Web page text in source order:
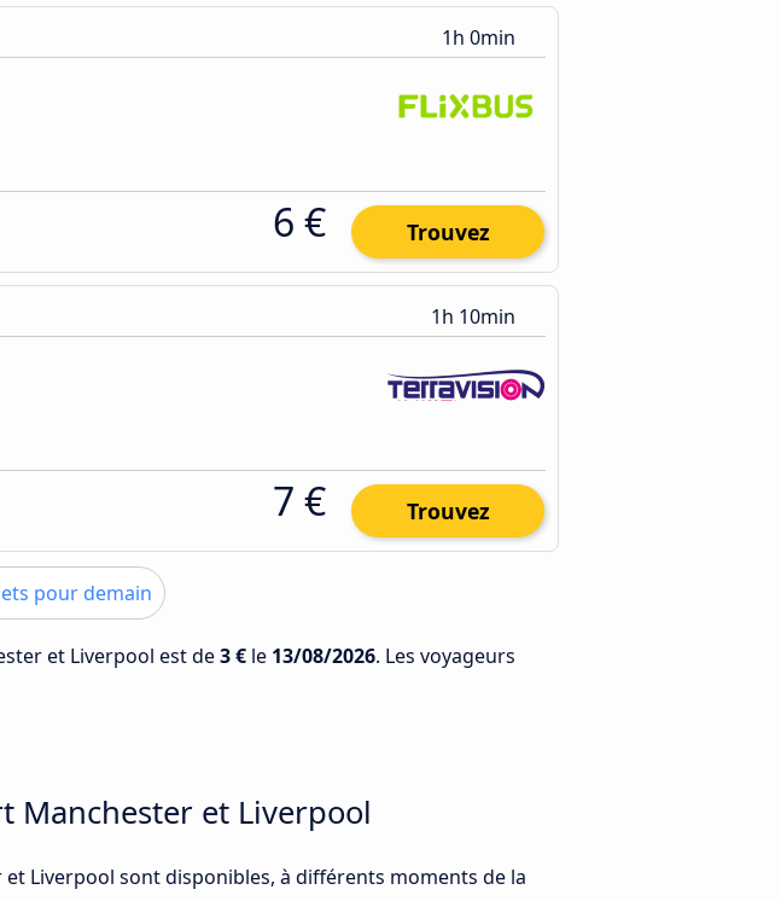
1h 0min
6 € Trouvez
1h 10min
7 € Trouvez
pour demain
et Liverpool est de3 € le 13/08/2026. Les voyageurs
Manchester et Liverpool
Liverpool sont disponibles, à différents moments de la